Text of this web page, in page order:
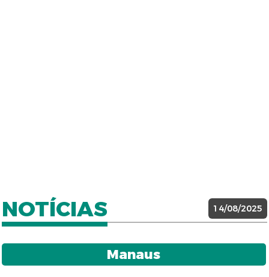
NOTÍCIAS 14/08/2025
Manaus